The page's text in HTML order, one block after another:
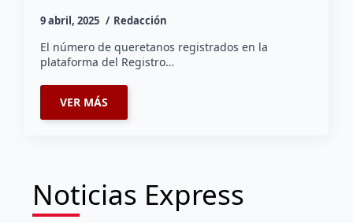
9 abril, 2025 Redacción
El número de queretanos registrados en la
plataforma del Registro…
VER MÁS
Noticias Express